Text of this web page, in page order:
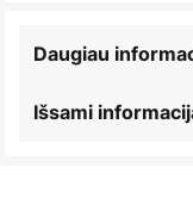
Išsami
Daugiau